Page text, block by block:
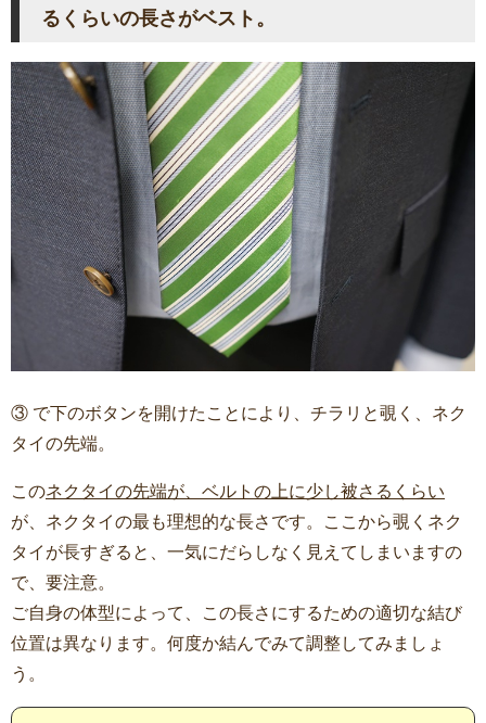
るくらいの長さがベスト。
③ で下のボタンを開けたことにより、チラリと覗く、ネク
タイの先端。
このネクタイの先端が、ベルトの上に少し被さるくらい
が、ネクタイの最も理想的な長さです。ここから覗くネク
タイが長すぎると、一気にだらしなく見えてしまいますの
で、要注意。
ご自身の体型によって、この長さにするための適切な結び
位置は異なります。何度か結んでみて調整してみましょ
う。